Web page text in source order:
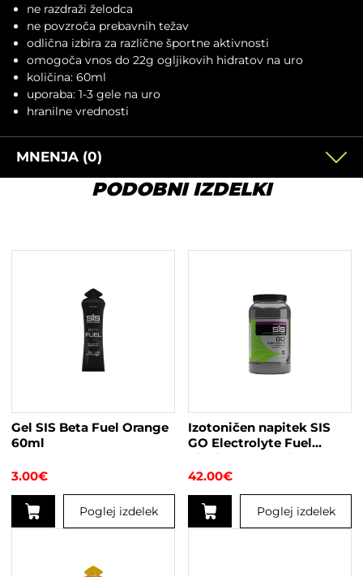
ne razdraži želodca
ne povzroča prebavnih težav
odlična izbira za različne športne aktivnosti
omogoča vnos do 22g ogljikovih hidratov na uro
količina: 60ml
uporaba: 1-3 gele na uro
hranilne vrednosti
MNENJA (0)
PODOBNI IZDELKI
Gel SIS Beta Fuel Orange
60ml
3.00€
Poglej izdelek
Izotoničen napitek SIS
GO Electrolyte Fuel
Blackcurrant 1,6kg
42.00€
Poglej izdelek